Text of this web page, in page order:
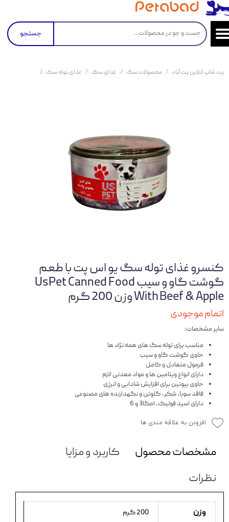
جستجو
پت شاپ آنلاین پت آباد محصولات سگ غذای سگ غذای توله سگ
کنسرو غذای توله سگ یو اس پت با طعم
گوشت گاو و سیب UsPet Canned Food
With Beef & Apple وزن 200 گرم
اتمام موجودی
سایر مشخصات:
مناسب برای توله سگ های همه نژاد ها
حاوی گوشت گاو و سیب
فرمول متعادل و کامل
دارای انواع ویتامین ها و مواد معدنی لازم
حاوی بیوتین برای افزایش شادابی و انرژی
فاقد سویا، شکر، گلوتن و نگهدارنده های مصنوعی
دارای اسید فولیک، امگا3 و 6
افزودن به علاقه مندی ها
مشخصات محصول
کاربرد و مزایا
نظرات
وزن 200 گرم